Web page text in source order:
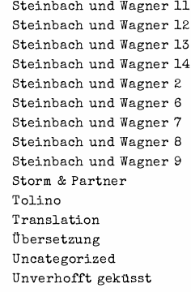
Steinbach und Wagner 11
Steinbach und Wagner 12
Steinbach und Wagner 13
Steinbach und Wagner 14
Steinbach und Wagner 2
Steinbach und Wagner 6
Steinbach und Wagner 7
Steinbach und Wagner 8
Steinbach und Wagner 9
Storm & Partner
Tolino
Translation
Übersetzung
Uncategorized
Unverhofft geküsst